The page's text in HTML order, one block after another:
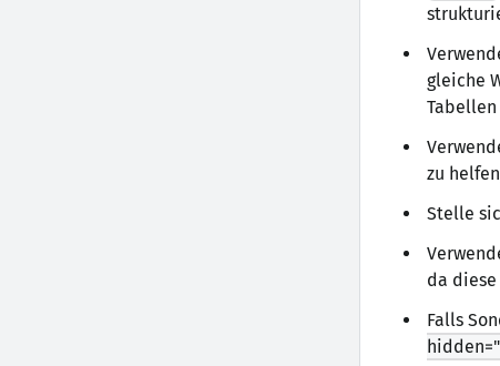
gleiche
zu
Stelle
da
Falls